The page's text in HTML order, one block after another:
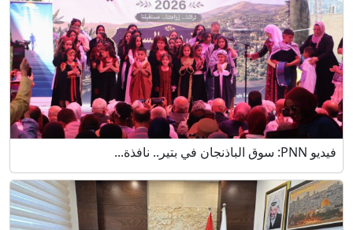
فيديو PNN: سوق الباذنجان في بتير.. نافذة...